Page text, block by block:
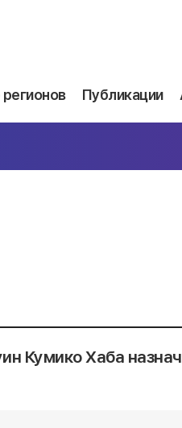
Публикации
Кумико Хаба